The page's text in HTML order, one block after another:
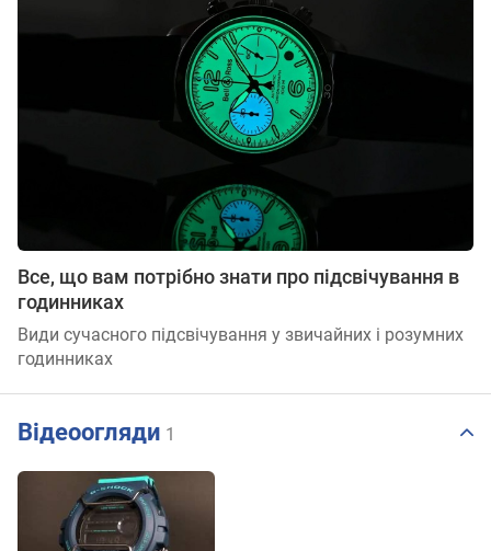
Все, що вам потрібно знати про підсвічування в
годинниках
Види сучасного підсвічування у звичайних і розумних
годинниках
Відеоогляди 1